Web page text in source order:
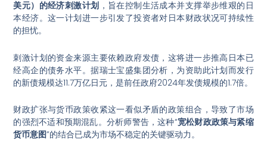
美元）的经济刺激计划 ，旨在控制生活成本并支撑举步维艰的日
本经济。这一计划进一步引发了投资者对日本财政状况可持续性
的担忧。
刺激计划的资金来源主要依赖政府发债，这将进一步推高日本已
经高企的债务水平。据瑞士宝盛集团分析，为资助此计划而发行
的新债规模达11.7万亿日元，是前任政府2024年发债规模的1.7倍。
财政扩张与货币政策收紧这一看似矛盾的政策组合，导致了市场
的强烈不适和预期混乱。分析师警告，这种“宽松财政政策与紧缩
货币意图”的结合已成为市场不稳定的关键驱动力。